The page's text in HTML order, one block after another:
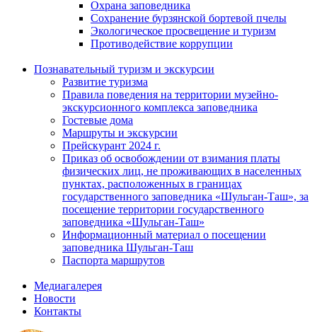
Охрана заповедника
Сохранение бурзянской бортевой пчелы
Экологическое просвещение и туризм
Противодействие коррупции
Познавательный туризм и экскурсии
Развитие туризма
Правила поведения на территории музейно-
экскурсионного комплекса заповедника
Гостевые дома
Маршруты и экскурсии
Прейскурант 2024 г.
Приказ об освобождении от взимания платы
физических лиц, не проживающих в населенных
пунктах, расположенных в границах
государственного заповедника «Шульган-Таш», за
посещение территории государственного
заповедника «Шульган-Таш»
Информационный материал о посещении
заповедника Шульган-Таш
Паспорта маршрутов
Медиагалерея
Новости
Контакты